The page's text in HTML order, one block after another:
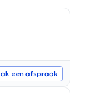
een afspraak